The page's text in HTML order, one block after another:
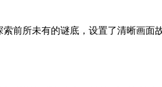
前所未有的谜底，设置了清晰画面